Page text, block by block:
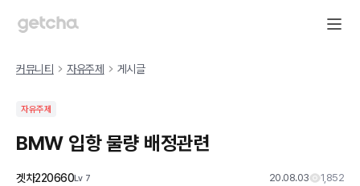
커뮤니티 자유주제 게시글
자유주제
BMW 입항 물량 배정관련
겟차220660Lv 7 20.08.03 1,852